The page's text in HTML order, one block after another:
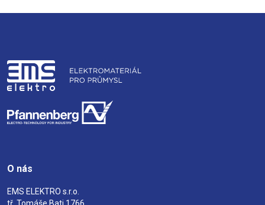
O nás
EMS ELEKTRO s.r.o.
tř. Tomáše Bati 1766